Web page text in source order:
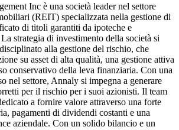
Inc è una società leader nel settore
(REIT) specializzata nella gestione di
di titoli garantiti da ipoteche e
strategia di investimento della società si
alla gestione del rischio, che
su asset di alta qualità, una gestione attiva
conservativo della leva finanziaria. Con una
nel settore, Annaly si impegna a generare
per il rischio per i suoi azionisti. Il team
a fornire valore attraverso una forte
pagamenti di dividendi costanti e una
aziendale. Con un solido bilancio e un